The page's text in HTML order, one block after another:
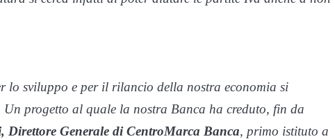
lo sviluppo e per il rilancio della nostra economia si
Un progetto al quale la nostra Banca ha creduto, fin da
Direttore Generale di CentroMarca Banca, primo istituto a